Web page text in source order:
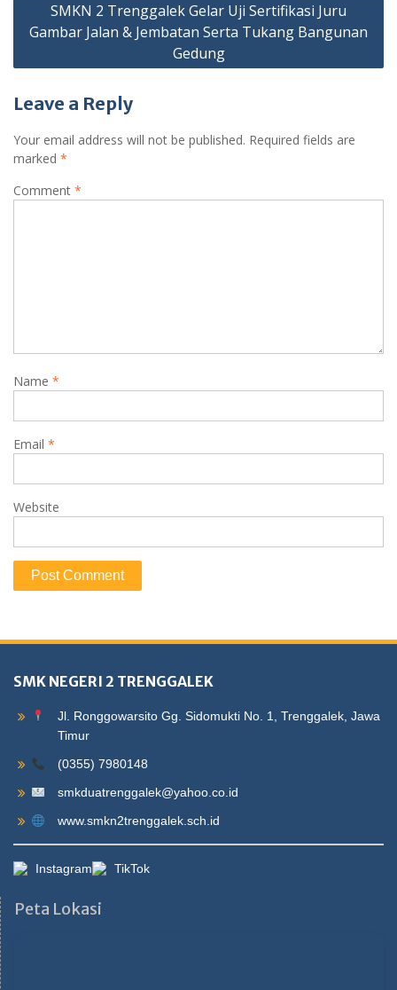
SMKN 2 Trenggalek Gelar Uji Sertifikasi Juru
Gambar Jalan & Jembatan Serta Tukang Bangunan
Gedung
Leave a Reply
Your email address will not be published. Required fields are
marked *
Comment *
Name *
Email *
Website
SMK NEGERI 2 TRENGGALEK
Jl. Ronggowarsito Gg. Sidomukti No. 1, Trenggalek, Jawa
Timur
(0355) 7980148
smkduatrenggalek@yahoo.co.id
www.smkn2trenggalek.sch.id
Instagram TikTok
Peta Lokasi